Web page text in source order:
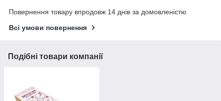
Повернення товару впродовж 14 днів за домовленістю
Всі умови повернення
Подібні товари компанії